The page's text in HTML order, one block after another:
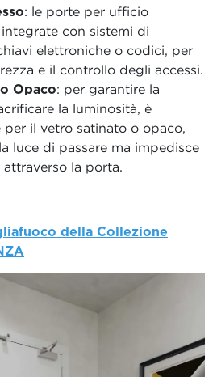
: le porte per ufficio
con sistemi di
elettroniche o codici, per
e il controllo degli accessi.
Opaco: per garantire la
la luminosità, è
per il vetro satinato o opaco,
luce di passare ma impedisce
attraverso la porta.
della Collezione